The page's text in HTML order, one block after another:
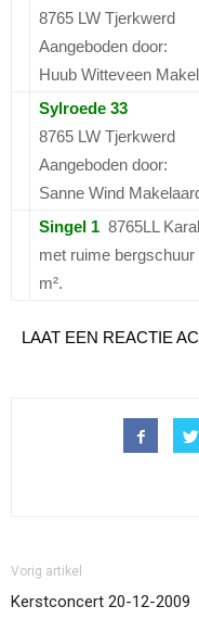
8765 LW Tjerkwerd
Aangeboden door:
Huub Witteveen
Sylroede 33
8765 LW Tjerkwerd
Aangeboden door:
Sanne Wind
Singel 1 8765LL
met ruime
m².
LAAT EEN REACTIE
Vorig artikel
Kerstconcert 20-12-2009